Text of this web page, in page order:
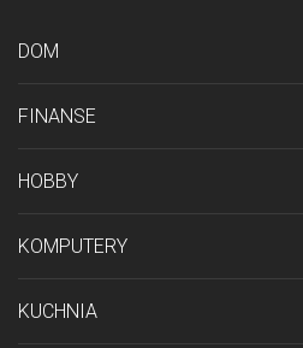
DOM
FINANSE
HOBBY
KOMPUTERY
KUCHNIA